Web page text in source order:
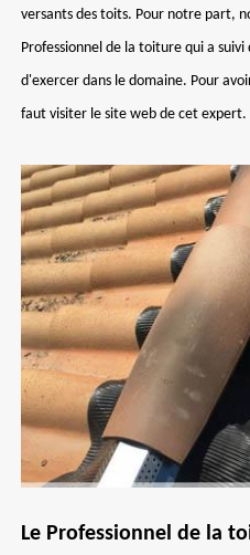
versants des toits. Pour notre part,
Professionnel de la toiture qui a
d'exercer dans le domaine. Pour
faut visiter le site web de cet expert.
Le Professionnel de la